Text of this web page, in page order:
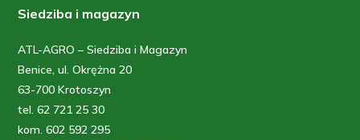
Siedziba i magazyn
ATL-AGRO – Siedziba i Magazyn
Benice, ul. Okrężna 20
63-700 Krotoszyn
tel. 62 721 25 30
kom. 602 592 295